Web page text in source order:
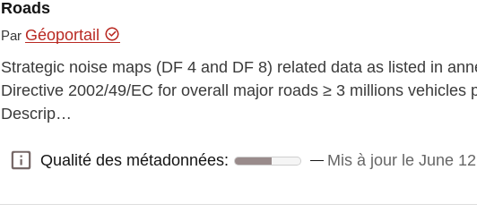
Roads
Par Géoportail
Strategic noise maps (DF 4 and DF 8) related data as listed in
Directive 2002/49/EC for overall major roads ≥ 3 millions vehicles
Descrip…
Qualité des métadonnées:
Qualité des métadonnées: Mis à jour le June